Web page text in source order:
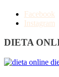
Facebook
Instagram
DIETA